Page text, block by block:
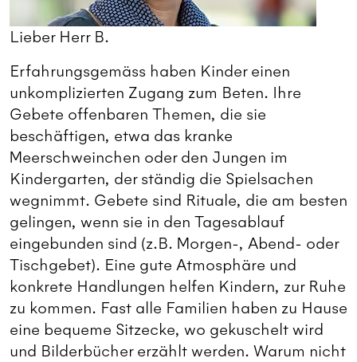
Lieber Herr B.
Erfahrungsgemäss haben Kinder einen
unkomplizierten Zugang zum Beten. Ihre
Gebete offenbaren Themen, die sie
beschäftigen, etwa das kranke
Meerschweinchen oder den Jungen im
Kindergarten, der ständig die Spielsachen
wegnimmt. Gebete sind Rituale, die am besten
gelingen, wenn sie in den Tagesablauf
eingebunden sind (z.B. Morgen-, Abend- oder
Tischgebet). Eine gute Atmosphäre und
konkrete Handlungen helfen Kindern, zur Ruhe
zu kommen. Fast alle Familien haben zu Hause
eine bequeme Sitzecke, wo gekuschelt wird
und Bilderbücher erzählt werden. Warum nicht